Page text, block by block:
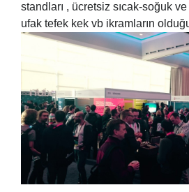
standları , ücretsiz sıcak-soğuk
ufak tefek kek vb ikramların